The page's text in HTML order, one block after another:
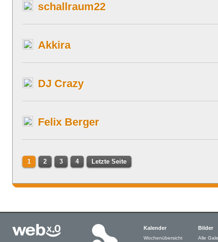
schallraum22
Akkira
DJ Crazy
Felix Berger
1 2 3 4 Letzte Seite
Kalender
Wochenübersicht
Bilder
Alle